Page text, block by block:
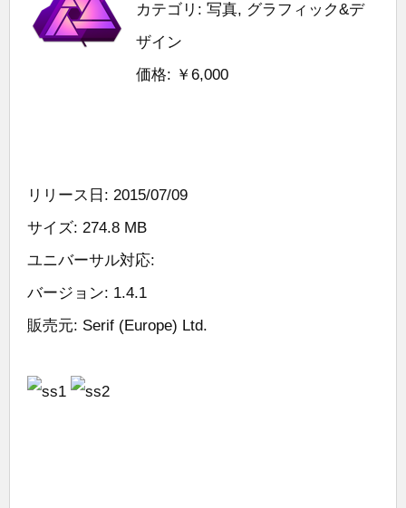
カテゴリ: 写真, グラフィック&デ
ザイン
価格: ￥6,000
リリース日: 2015/07/09
サイズ: 274.8 MB
ユニバーサル対応:
バージョン: 1.4.1
販売元: Serif (Europe) Ltd.